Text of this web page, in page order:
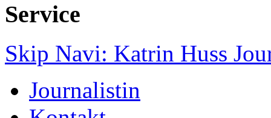
Service
Skip Navi: Katrin Huss
Journalistin